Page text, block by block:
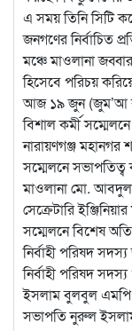
এ সময় তিনি সিটি
জনগণের নির্বাচিত
মঞ্চে মাওলানা
হিসেবে পরিচয়
আজ ১৯ জুন (জুম’আ
বিশাল কর্মী
নারায়ণগঞ্জ
সম্মেলনে
মাওলানা মো. আবদুল
সেক্রেটারি
সম্মেলনে বিশেষ
নির্বাহী পরিষদ
নির্বাহী পরিষদ
ইসলাম বুলবুল এমপি,
সভাপতি নুরুল